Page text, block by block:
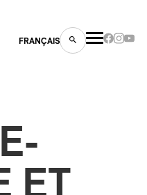
FRANÇAIS
ET